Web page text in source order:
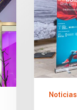
en
Cap
Butaca
Buida
con
teatrosNoticias